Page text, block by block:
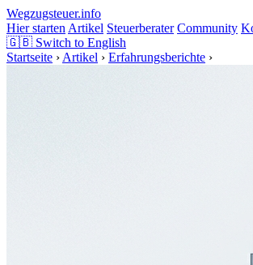
Wegzugsteuer.info
Hier starten Artikel Steuerberater Community
🇬🇧 Switch to English
Startseite › Artikel › Erfahrungsberichte ›